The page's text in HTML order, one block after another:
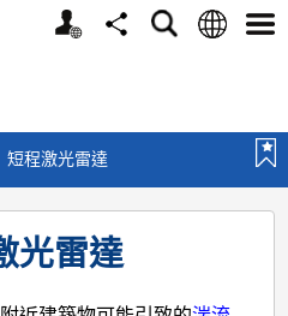
個
分
搜
語
選
短程激光雷達
光雷達